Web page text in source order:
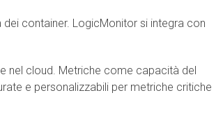
container. LogicMonitor si integra con
nel cloud. Metriche come capacità del
e personalizzabili per metriche critiche